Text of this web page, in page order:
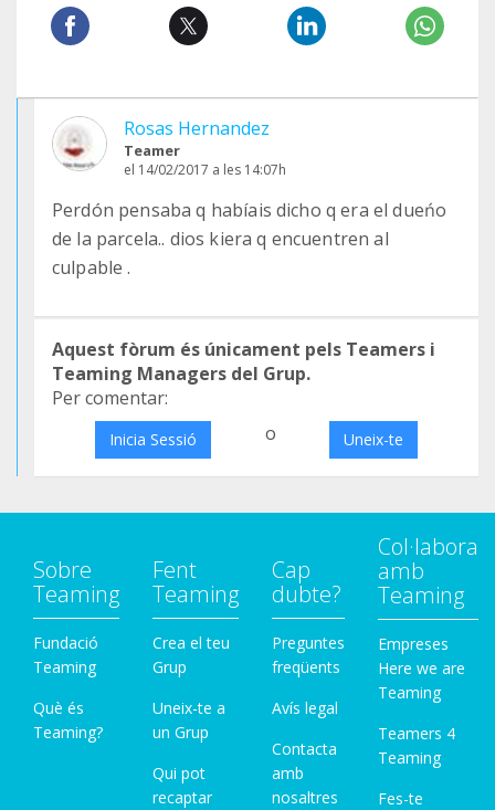
Rosas Hernandez
Teamer
el 14/02/2017 a les 14:07h
Perdón pensaba q habíais dicho q era el dueńo
de la parcela.. dios kiera q encuentren al
culpable .
Aquest fòrum és únicament pels Teamers i
Teaming Managers del Grup.
Per comentar:
Inicia Sessió o Uneix-te
Sobre
Teaming
Fundació
Teaming
Què és
Teaming?
Fent
Teaming
Crea el teu
Grup
Uneix-te a
un Grup
Qui pot
recaptar
Cap
dubte?
Preguntes
freqüents
Avís legal
Contacta
amb
nosaltres
Col·labora
amb
Teaming
Empreses
Here we are
Teaming
Teamers 4
Teaming
Fes-te